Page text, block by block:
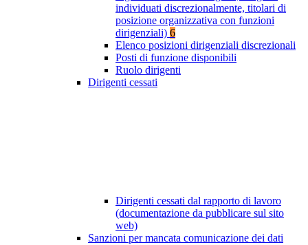
individuati discrezionalmente, titolari di
posizione organizzativa con funzioni
dirigenziali) 6
Elenco posizioni dirigenziali discrezionali
Posti di funzione disponibili
Ruolo dirigenti
Dirigenti cessati
Dirigenti cessati dal rapporto di lavoro
(documentazione da pubblicare sul sito
web)
Sanzioni per mancata comunicazione dei dati